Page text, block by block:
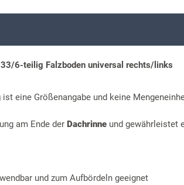
6-teilig Falzboden universal rechts/links
eine Größenangabe und keine
am Ende der Dachrinne und gewährleistet
und zum Aufbördeln geeignet